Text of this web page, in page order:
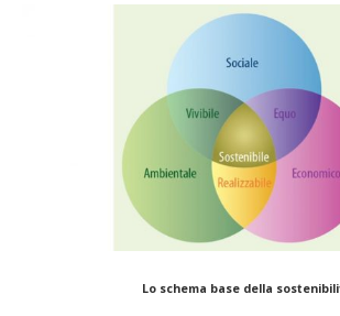
Lo schema base della